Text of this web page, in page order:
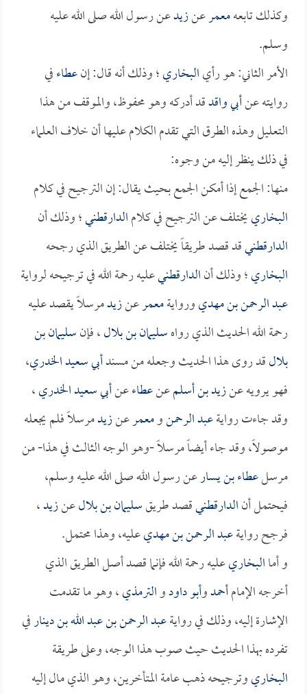
وكذلك تابعهمعمرعنزيدعن رسول الله صلى الله عليه
وسلم.
الأمر الثاني: هو رأيالبخاري؛ وذلك أنه قال: إنعطاءفي
روايته عنأبي واقدقد أدركه وهو محفوظ، والموقف من هذا
التعليل وهذه الطرق التي تقدم الكلام عليها أن خلاف العلماء
في ذلك ينظر إليه من وجوه:
منها: الجمع إذا أمكن الجمع بحيث يقال: إن الترجيح في كلام
البخارييختلف عن الترجيح في كلامالدارقطني؛ وذلك أن
الدارقطنيقد قصد طريقاً يختلف عن الطريق الذي رجحه
البخاري؛ وذلك أنالدارقطنيعليه رحمة الله في ترجيحه لرواية
عبد الرحمن بن مهديوروايةمعمرعنزيدمرسلاً يقصد عليه
رحمة الله الحديث الذي رواهسليمان بن بلال، فإنسليمان بن
بلالقد روى هذا الحديث وجعله من مسندأبي سعيد الخدري،
فهو يرويه عنزيد بن أسلمعنعطاءعنأبي سعيد الخدري،
وقد جاءت روايةعبد الرحمنومعمرعنزيدمرسلاً فلم يجعله
موصولاً، وقد جاء أيضاً مرسلاً -وهو الوجه الثالث في هذا- من
مرسلعطاء بن يسارعن رسول الله صلى الله عليه وسلم،
فيحتمل أنالدارقطنيقصد طريقسليمان بن بلالعنزيد،
فرجح روايةعبد الرحمن بن مهديعليه، وهذا محتمل.
و أماالبخاريعليه رحمة الله فإنما قصد أصل الطريق الذي
أخرجه الإمامأحمدوأبو داودوالترمذي، وهو ما تقدمت
الإشارة إليه، وذلك في روايةعبد الرحمن بن عبد الله بن دينارفي
تفرده بهذا الحديث حيث صوب هذا الوجه، وعلى طريقة
البخاريوترجيحه ذهب عامة المتأخرين، وهو الذي مال إليه